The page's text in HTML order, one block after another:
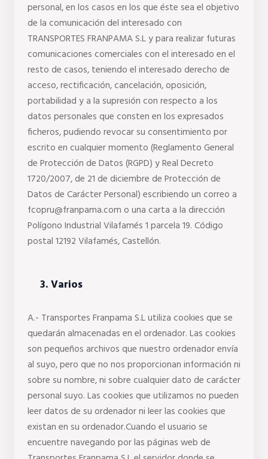
personal, en los casos en los que éste sea el objetivo
de la comunicación del interesado con
TRANSPORTES FRANPAMA S.L y para realizar futuras
comunicaciones comerciales con el interesado en el
resto de casos, teniendo el interesado derecho de
acceso, rectificación, cancelación, oposición,
portabilidad y a la supresión con respecto a los
datos personales que consten en los expresados
ficheros, pudiendo revocar su consentimiento por
escrito en cualquier momento (Reglamento General
de Protección de Datos (RGPD) y Real Decreto
1720/2007, de 21 de diciembre de Protección de
Datos de Carácter Personal) escribiendo un correo a
fcopru@franpama.com o una carta a la dirección
Polígono Industrial Vilafamés 1 parcela 19. Código
postal 12192 Vilafamés, Castellón.
3. Varios
A.- Transportes Franpama S.L utiliza cookies que se
quedarán almacenadas en el ordenador. Las cookies
son pequeños archivos que nuestro ordenador envía
al suyo, pero que no nos proporcionan información ni
sobre su nombre, ni sobre cualquier dato de carácter
personal suyo. Las cookies que utilizamos no pueden
leer datos de su ordenador ni leer las cookies que
existan en su ordenador.Cuando el usuario se
encuentre navegando por las páginas web de